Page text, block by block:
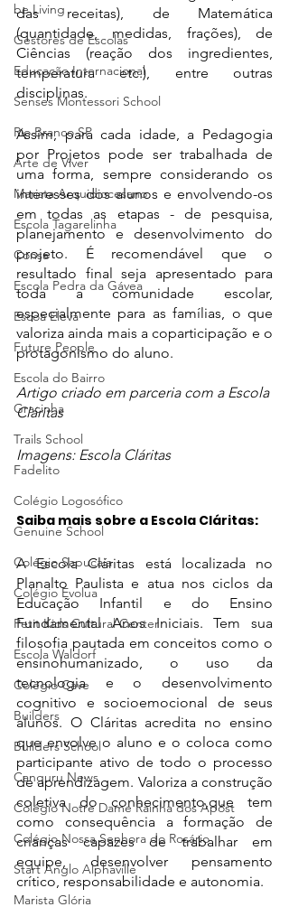
be.Living
Gestores de Escolas
Educação Internacional
Senses Montessori School
Rio Branco SP
Arte de Viver
Marista Arquidiocesano
Escola Tagarelinha
Consa
Escola Pedra da Gávea
Escoa Eleva
Future People
Escola do Bairro
Gracinha
Trails School
Fadelito
Colégio Logosófico
Genuine School
Colégio Sapucaia
Colégio Evolua
Petit Kids Cultural Center
Escola Waldorf
Colégio Cave
Builders
Builders School
Canguru News
Colégio Notre Dame Rainha dos Apóst
Colégio Nossa Senhora do Rosário
Start Anglo Alphaville
Marista Glória
das receitas), de Matemática
(quantidade, medidas, frações), de
Ciências (reação dos ingredientes,
temperatura etc.), entre outras
disciplinas.
Assim, para cada idade, a Pedagogia
por Projetos pode ser trabalhada de
uma forma, sempre considerando os
interesses dos alunos e envolvendo-os
em todas as etapas - de pesquisa,
planejamento e desenvolvimento do
projeto. É recomendável que o
resultado final seja apresentado para
toda a comunidade escolar,
especialmente para as famílias, o que
valoriza ainda mais a coparticipação e o
protagonismo do aluno.
Artigo criado em parceria com a Escola
Cláritas
Imagens: Escola Cláritas
Saiba mais sobre a Escola Cláritas:
A Escola Cláritas está localizada no
Planalto Paulista e atua nos ciclos da
Educação Infantil e do Ensino
Fundamental Anos Iniciais. Tem sua
filosofia pautada em conceitos como o
ensinohumanizado, o uso da
tecnologia e o desenvolvimento
cognitivo e socioemocional de seus
alunos. O Cláritas acredita no ensino
que envolve o aluno e o coloca como
participante ativo de todo o processo
de aprendizagem. Valoriza a construção
coletiva do conhecimento,que tem
como consequência a formação de
crianças capazes de trabalhar em
equipe, desenvolver pensamento
crítico, responsabilidade e autonomia.